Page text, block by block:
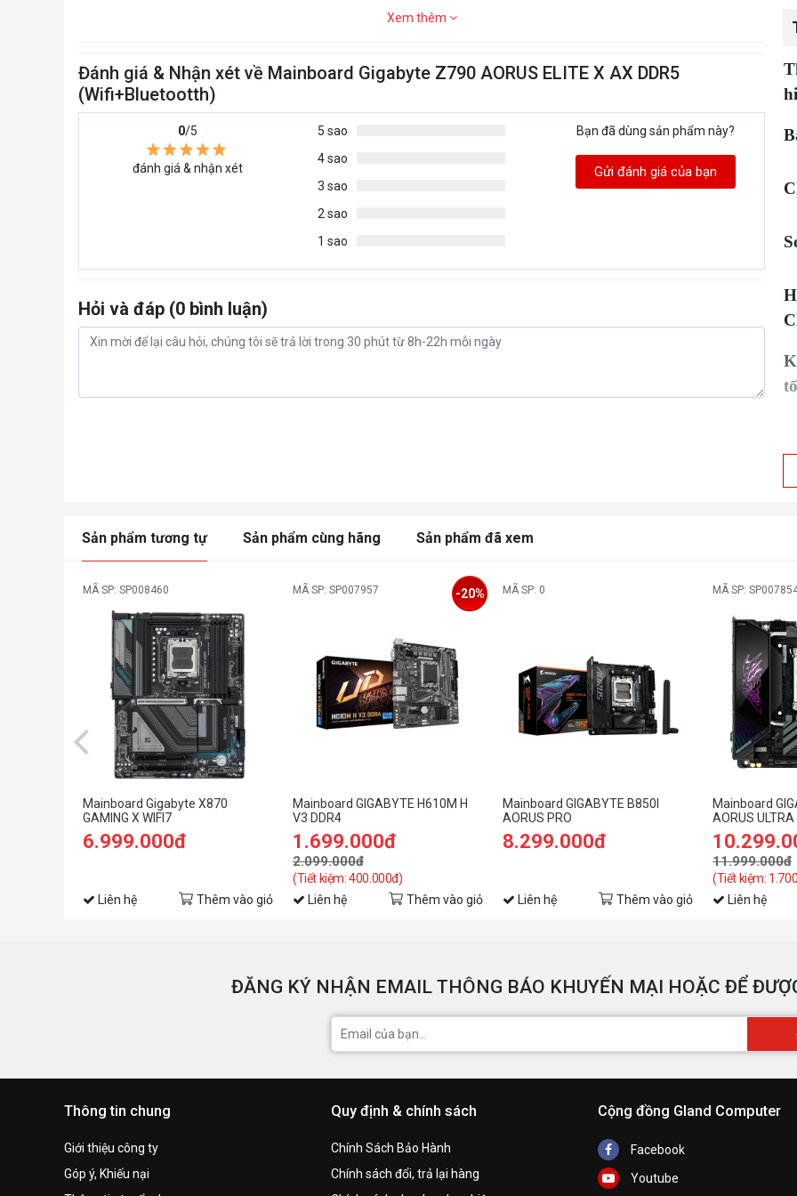
Xem thêm
Đánh giá & Nhận xét về Mainboard Gigabyte Z790 AORUS ELITE X AX DDR5
(Wifi+Bluetootth)
0/5
đánh giá & nhận xét
5 sao
4 sao
3 sao
2 sao
1 sao
Bạn đã dùng sản phẩm này?
Gửi đánh giá của bạn
Hỏi và đáp (0 bình luận)
Sản phẩm tương tự Sản phẩm cùng hãng Sản phẩm đã xem
MÃ SP: SP008460
Mainboard Gigabyte X870
GAMING X WIFI7
6.999.000đ
Liên hệ Thêm vào giỏ
MÃ SP: SP007957
Mainboard GIGABYTE H610M H
V3 DDR4
1.699.000đ
2.099.000đ
(Tiết kiệm: 400.000đ)
-20%
Liên hệ Thêm vào giỏ
MÃ SP: 0
Mainboard GIGABYTE B850I
AORUS PRO
8.299.000đ
Liên hệ Thêm vào giỏ
MÃ SP:
Mainboard
AORUS
)
11.999.000đ
(Tiết kiệm:
Liên hệ
ĐĂNG KÝ NHẬN EMAIL THÔNG BÁO KHUYẾN MẠI HOẶC ĐỂ
Thông tin chung
Giới thiệu công ty
Góp ý, Khiếu nại
Quy định & chính sách
Chính Sách Bảo Hành
Chính sách đổi, trả lại hàng
Cộng đồng Gland Computer
Facebook
Youtube